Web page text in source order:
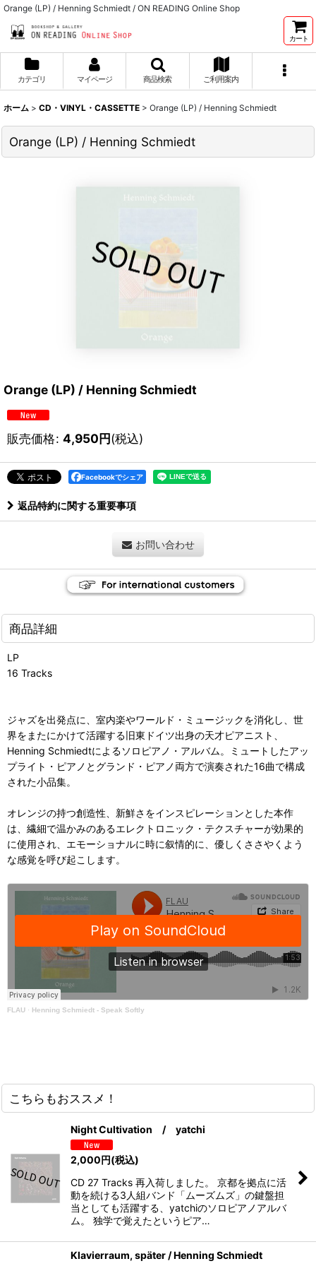
Orange (LP) / Henning Schmiedt / ON READING Online Shop
カート
カテゴリ マイページ 商品検索 ご利用案内
ホーム > CD・VINYL・CASSETTE > Orange (LP) / Henning Schmiedt
Orange (LP) / Henning Schmiedt
Orange (LP) / Henning Schmiedt
販売価格: 4,950円(税込)
Facebookでシェア
返品特約に関する重要事項
お問い合わせ
商品詳細
LP
16 Tracks
ジャズを出発点に、室内楽やワールド・ミュージックを消化し、世
界をまたにかけて活躍する旧東ドイツ出身の天才ピアニスト、
Henning Schmiedtによるソロピアノ・アルバム。ミュートしたアッ
プライト・ピアノとグランド・ピアノ両方で演奏された16曲で構成
された小品集。
オレンジの持つ創造性、新鮮さをインスピレーションとした本作
は、繊細で温かみのあるエレクトロニック・テクスチャーが効果的
に使用され、エモーショナルに時に叙情的に、優しくささやくよう
な感覚を呼び起こします。
FLAU · Henning Schmiedt - Speak Softly
こちらもおススメ！
Night Cultivation / yatchi
2,000円(税込)
CD 27 Tracks 再入荷しました。 京都を拠点に活
動を続ける3人組バンド「ムーズムズ」の鍵盤担
当としても活躍する、yatchiのソロピアノアルバ
ム。 独学で覚えたというピア…
Klavierraum, später / Henning Schmiedt